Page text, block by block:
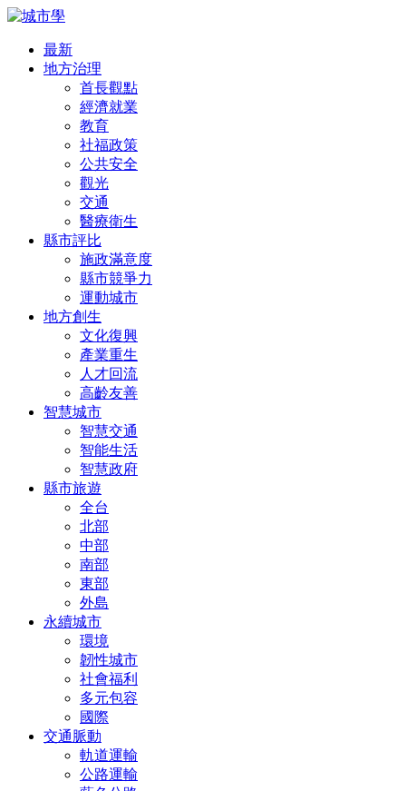
最新
地方治理
首長觀點
經濟就業
教育
社福政策
公共安全
觀光
交通
醫療衛生
縣市評比
施政滿意度
縣市競爭力
運動城市
地方創生
文化復興
產業重生
人才回流
高齡友善
智慧城市
智慧交通
智能生活
智慧政府
縣市旅遊
全台
北部
中部
南部
東部
外島
永續城市
環境
韌性城市
社會福利
多元包容
國際
交通脈動
軌道運輸
公路運輸